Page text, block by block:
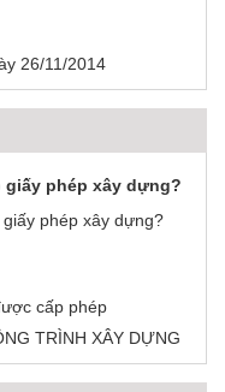
26/11/2014
phép xây dựng?
cấp phép
TRÌNH XÂY DỰNG